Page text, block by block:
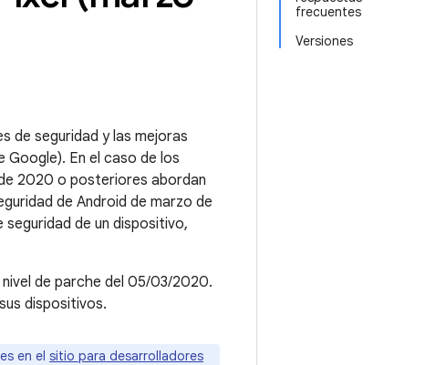
frecuentes
Versiones
de seguridad y las mejoras
Google). En el caso de los
2020 o posteriores abordan
de Android de marzo de
de un dispositivo,
de parche del 05/03/2020.
dispositivos.
en el sitio para desarrolladores